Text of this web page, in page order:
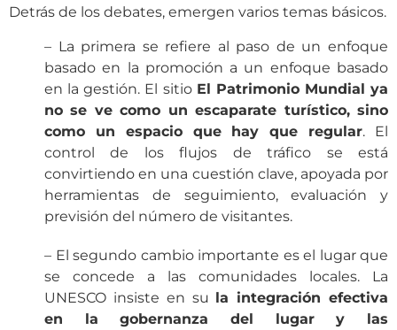
Detrás de los debates, emergen varios temas básicos.
– La primera se refiere al paso de un enfoque
basado en la promoción a un enfoque basado
en la gestión. El sitio El Patrimonio Mundial ya
no se ve como un escaparate turístico, sino
como un espacio que hay que regular. El
control de los flujos de tráfico se está
convirtiendo en una cuestión clave, apoyada por
herramientas de seguimiento, evaluación y
previsión del número de visitantes.
– El segundo cambio importante es el lugar que
se concede a las comunidades locales. La
UNESCO insiste en su la integración efectiva
en la gobernanza del lugar y las